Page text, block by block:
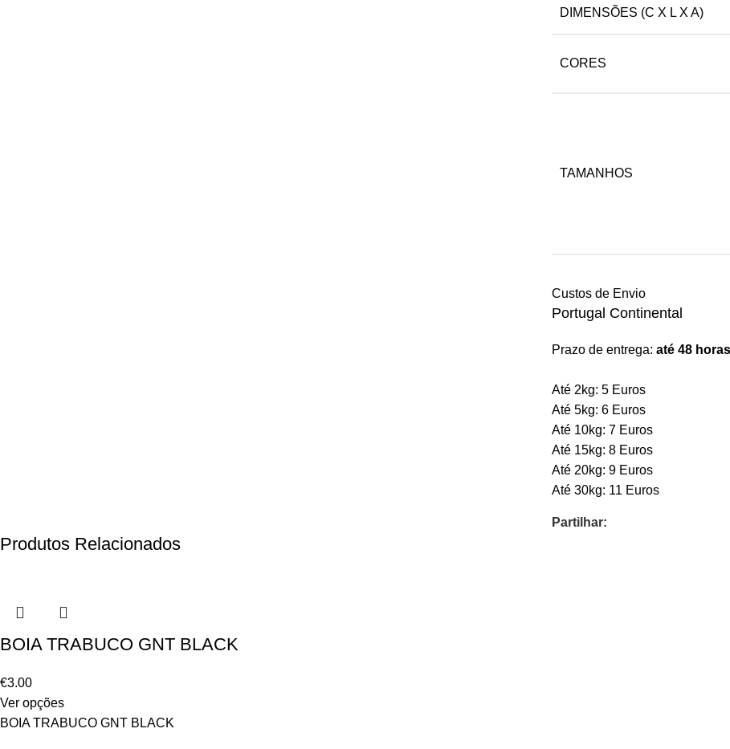
DIMENSÕES (C X L X A)
CORES
TAMANHOS
Custos de Envio
Portugal Continental
Prazo de entrega: até 48 horas
Até 2kg: 5 Euros
Até 5kg: 6 Euros
Até 10kg: 7 Euros
Até 15kg: 8 Euros
Até 20kg: 9 Euros
Até 30kg: 11 Euros
Partilhar:
Produtos Relacionados
BOIA TRABUCO GNT BLACK
€3.00
Ver opções
BOIA TRABUCO GNT BLACK